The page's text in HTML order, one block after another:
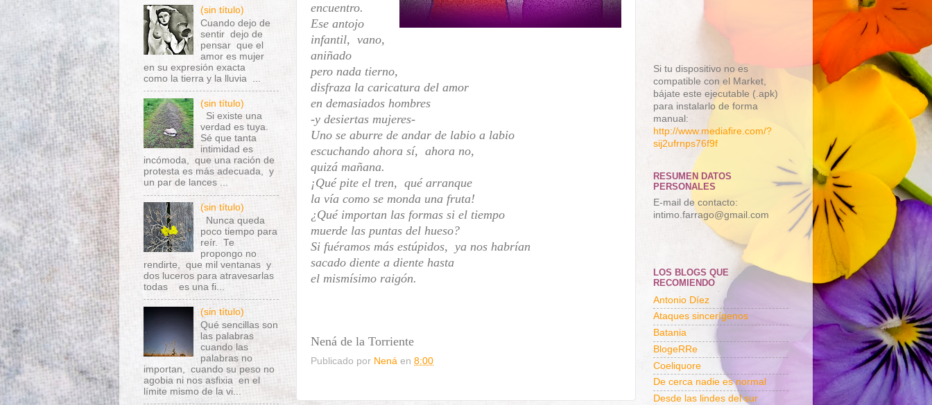
encuentro.
Ese antojo
infantil, vano,
aniñado
pero nada tierno,
disfraza la caricatura del amor
en demasiados hombres
-y desiertas mujeres-
Uno se aburre de andar de labio a labio
escuchando ahora sí, ahora no,
quizá mañana.
¡Qué pite el tren, qué arranque
la vía como se monda una fruta!
¿Qué importan las formas si el tiempo
muerde las puntas del hueso?
Si fuéramos más estúpidos, ya nos habrían
sacado diente a diente hasta
el mismísimo raigón.
Nená de la Torriente
Publicado por Nená en 8:00
(sin título)
Cuando dejo de
sentir dejo de
pensar que el
amor es mujer
en su expresión exacta
como la tierra y la lluvia ...
(sin título)
Si existe una
verdad es tuya.
Sé que tanta
intimidad es
incómoda, que una ración de
protesta es más adecuada, y
un par de lances ...
(sin título)
Nunca queda
poco tiempo para
reír. Te
propongo no
rendirte, que mil ventanas y
dos luceros para atravesarlas
todas es una fi...
(sin título)
Qué sencillas son
las palabras
cuando las
palabras no
importan, cuando su peso no
agobia ni nos asfixia en el
límite mismo de la vi...
Si tu dispositivo no es
compatible con el Market,
bájate este ejecutable (.apk)
para instalarlo de forma
manual:
http://www.mediafire.com/?
sij2ufrnps76f9f
RESUMEN DATOS
PERSONALES
E-mail de contacto:
intimo.farrago@gmail.com
LOS BLOGS QUE
RECOMIENDO
Antonio Díez
Ataques sincerígenos
Batania
BlogeRRe
Coeliquore
De cerca nadie es normal
Desde las lindes del sur